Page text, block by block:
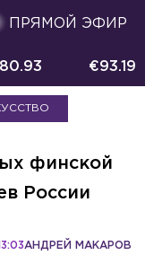
ПРЯМОЙ ЭФИР
80.93 €93.19
финской
России
АНДРЕЙ МАКАРОВ